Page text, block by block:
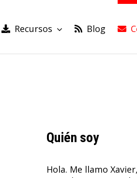
Recursos Blog
Quién soy
Hola. Me llamo